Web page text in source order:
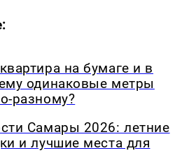
на бумаге и в
одинаковые метры
разному?
Самары 2026: летние
и лучшие места для